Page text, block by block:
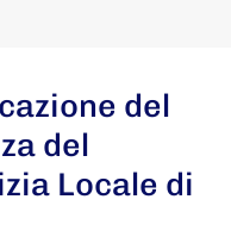
del
del
Locale di